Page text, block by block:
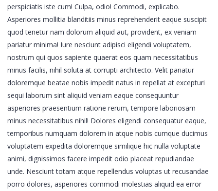
perspiciatis iste cum! Culpa, odio! Commodi, explicabo.
Asperiores mollitia blanditiis minus reprehenderit eaque suscipit
quod tenetur nam dolorum aliquid aut, provident, ex veniam
pariatur minima! Iure nesciunt adipisci eligendi voluptatem,
nostrum qui quos sapiente quaerat eos quam necessitatibus
minus facilis, nihil soluta at corrupti architecto. Velit pariatur
doloremque beatae nobis impedit natus in repellat at excepturi
sequi laborum sint aliquid veniam eaque consequuntur
asperiores praesentium ratione rerum, tempore laboriosam
minus necessitatibus nihil! Dolores eligendi consequatur eaque,
temporibus numquam dolorem in atque nobis cumque ducimus
voluptatem expedita doloremque similique hic nulla voluptate
animi, dignissimos facere impedit odio placeat repudiandae
unde. Nesciunt totam atque repellendus voluptas ut recusandae
porro dolores, asperiores commodi molestias aliquid ea error